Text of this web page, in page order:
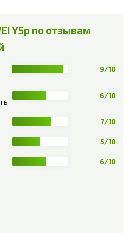
Y5p по отзывам
9/10
6/10
7/10
5/10
6/10